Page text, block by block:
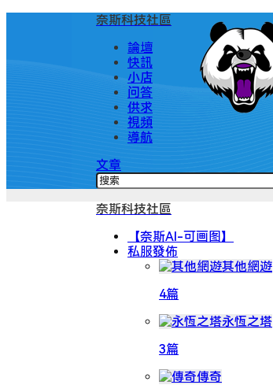
奈斯科技社區
論壇
快訊
小店
问答
供求
視頻
導航
文章
奈斯科技社區
【奈斯AI-可画图】
私服發佈
其他網遊
4篇
永恆之塔
3篇
傳奇